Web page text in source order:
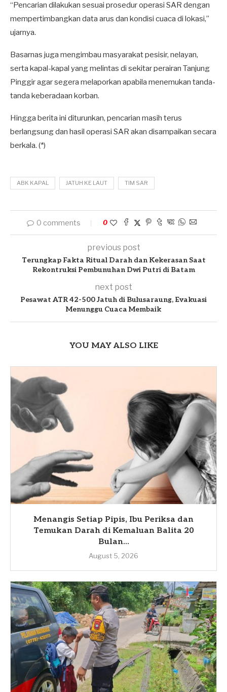
“Pencarian dilakukan sesuai prosedur operasi SAR dengan
mempertimbangkan data arus dan kondisi cuaca di lokasi,”
ujarnya.
Basarnas juga mengimbau masyarakat pesisir, nelayan,
serta kapal-kapal yang melintas di sekitar perairan Tanjung
Pinggir agar segera melaporkan apabila menemukan tanda-
tanda keberadaan korban.
Hingga berita ini diturunkan, pencarian masih terus
berlangsung dan hasil operasi SAR akan disampaikan secara
berkala. (*)
ABK KAPAL JATUH KE LAUT TIM SAR
0 comments 0
previous post
Terungkap Fakta Ritual Darah dan Kekerasan Saat
Rekontruksi Pembunuhan Dwi Putri di Batam
next post
Pesawat ATR 42-500 Jatuh di Bulusaraung, Evakuasi
Menunggu Cuaca Membaik
YOU MAY ALSO LIKE
Menangis Setiap Pipis, Ibu Periksa dan
Temukan Darah di Kemaluan Balita 20
Bulan...
August 5, 2026